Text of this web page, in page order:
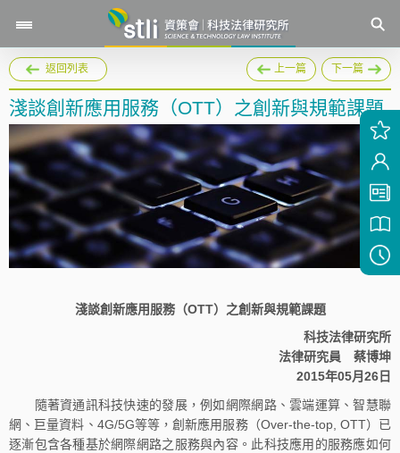
返回列表 上一篇 下一篇
淺談創新應用服務（OTT）之創新與規範課題
淺談創新應用服務（OTT）之創新與規範課題
科技法律研究所
法律研究員 蔡博坤
2015年05月26日
隨著資通訊科技快速的發展，例如網際網路、雲端運算、智慧聯
網、巨量資料、4G/5G等等，創新應用服務（Over-the-top, OTT）已
逐漸包含各種基於網際網路之服務與內容。此科技應用的服務應如何